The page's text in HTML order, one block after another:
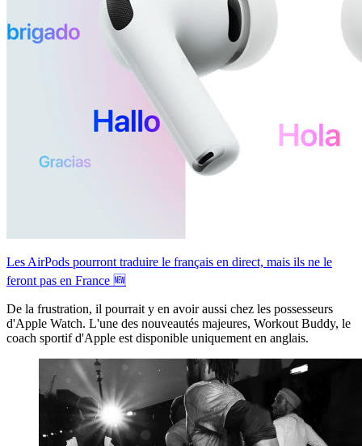
Les AirPods pourront traduire le français en direct, mais ils ne le
feront pas en France 🆕
De la frustration, il pourrait y en avoir aussi chez les possesseurs
d'Apple Watch. L'une des nouveautés majeures, Workout Buddy, le
coach sportif d'Apple est disponible uniquement en anglais.